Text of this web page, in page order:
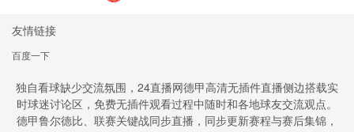
友情链接
百度一下
独自看球缺少交流氛围，24直播网德甲高清无插件直播侧边搭载实
时球迷讨论区，免费无插件观看过程中随时和各地球友交流观点。
德甲鲁尔德比、联赛关键战同步直播，同步更新赛程与赛后集锦，